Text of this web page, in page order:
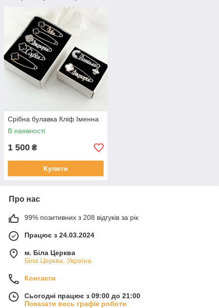
Срібна булавка Кліф Іменна
В наявності
1 500 ₴
Купити
Про нас
99% позитивних з 208 відгуків за рік
Працює з 24.03.2024
м. Біла Церква
Біла Церква, Україна
Контакти
Сьогодні працює з 09:00 до 21:00
Показати весь графік роботи